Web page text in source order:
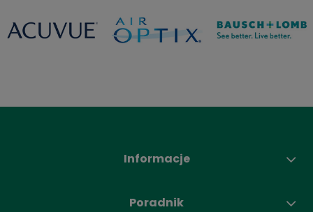
Informacje
Poradnik